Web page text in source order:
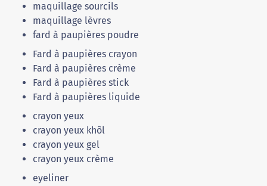
maquillage sourcils
maquillage lèvres
fard à paupières poudre
Fard à paupières crayon
Fard à paupières crème
Fard à paupières stick
Fard à paupières liquide
crayon yeux
crayon yeux khôl
crayon yeux gel
crayon yeux crème
eyeliner